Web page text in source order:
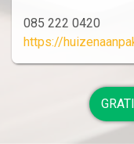
085 222 0420
https://